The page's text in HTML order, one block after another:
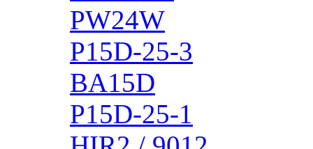
PW24W
P15D-25-3
BA15D
P15D-25-1